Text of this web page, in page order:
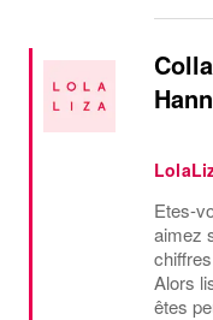
Etes-
aimez
Alors
êtes